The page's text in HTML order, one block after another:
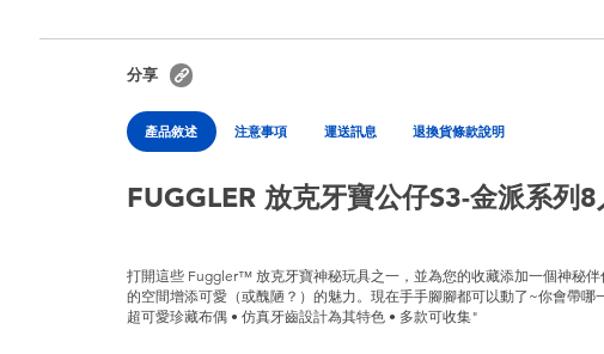
分享
產品敘述 注意事項 運送訊息 退換貨條款說明
FUGGLER 放克牙寶公仔S3-金派系列
打開這些 Fuggler™ 放克牙寶神秘玩具之一，並為您的收藏添加一個神秘
的空間增添可愛（或醜陋？）的魅力。現在手手腳腳都可以動了~你會帶哪
超可愛珍藏布偶 • 仿真牙齒設計為其特色 • 多款可收集"